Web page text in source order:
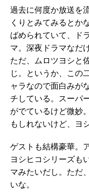
過去に何度か放送を
くりとみてみるとか
ばめられていて、ド
マ。深夜ドラマなだ
ただ、ムロツヨシと
じ。というか、この
ャラなので面白みが
チしている。スーパ
がでているけど微妙
もしれないけど、ヨ
ゲストも結構豪華。
ヨシヒコシリーズも
マみたいだし。ただ
いな。